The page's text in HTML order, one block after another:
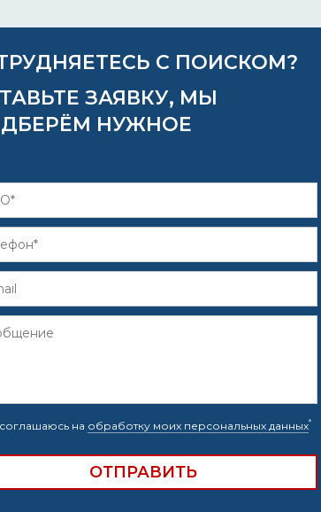
С ПОИСКОМ?
ЗАЯВКУ, МЫ
НУЖНОЕ
на обработку моих персональных данных*